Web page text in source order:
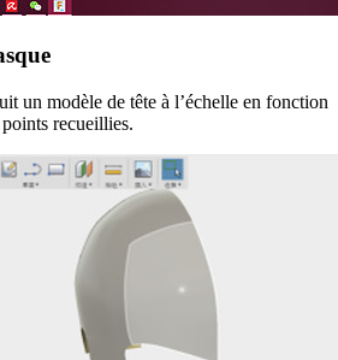
un modèle de tête à l’échelle en fonction
recueillies.